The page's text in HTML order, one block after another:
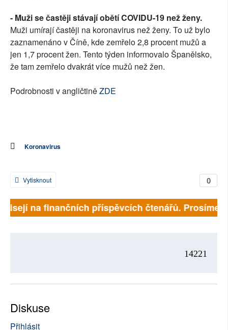
- Muži se častěji stávají obětí COVIDU-19 než ženy.
Muži umírají častěji na koronavirus než ženy. To už bylo
zaznamenáno v Číně, kde zemřelo 2,8 procent mužů a
jen 1,7 procent žen. Tento týden informovalo Španělsko,
že tam zemřelo dvakrát více mužů než žen.
Podrobnosti v angličtiněZDE
Koronavirus
0
Vytisknout
na finančních příspěvcích čtenářů. Prosíme,
14221
Diskuse
Přihlásit